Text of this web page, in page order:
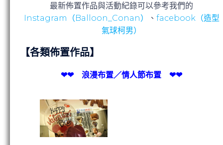
最新佈置作品與活動紀錄可以參考我們的
Instagram（Balloon_Conan）
、 facebook（造型
氣球柯男）
【各類佈置作品】
❤❤ 浪漫布置／情人節布置 ❤❤